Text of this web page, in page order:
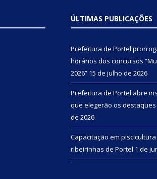
ÚLTIMAS PUBLICAÇÕES
Prefeitura de Portel
horários dos concursos
2026” 15 de julho de 2026
Prefeitura de Portel abre
que elegerão os destaques
de 2026
Capacitação em
ribeirinhas de Portel 1 de